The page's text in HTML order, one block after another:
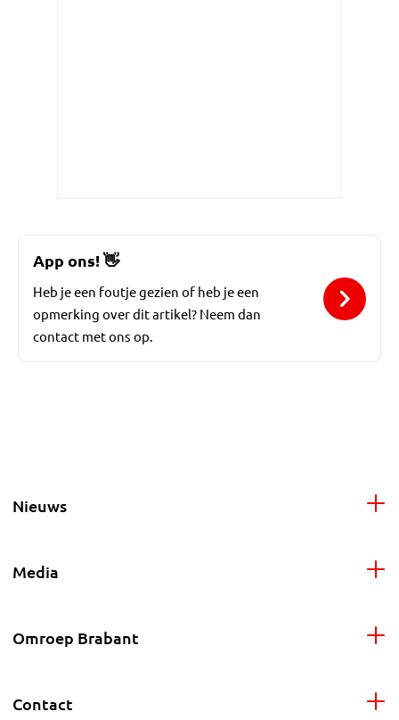
App ons!👋
Heb je een foutje gezien of heb je een
opmerking over dit artikel? Neem dan
contact met ons op.
Nieuws
Media
Omroep Brabant
Contact